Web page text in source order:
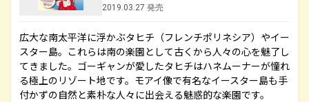
2019.03.27 発売
広大な南太平洋に浮かぶタヒチ（フレンチポリネシア）やイー
スター島。これらは南の楽園として古くから人々の心を魅了し
てきました。ゴーギャンが愛したタヒチはハネムーナーが憧れ
る極上のリゾート地です。モアイ像で有名なイースター島も手
付かずの自然と素朴な人々に出会える魅惑的な楽園です。